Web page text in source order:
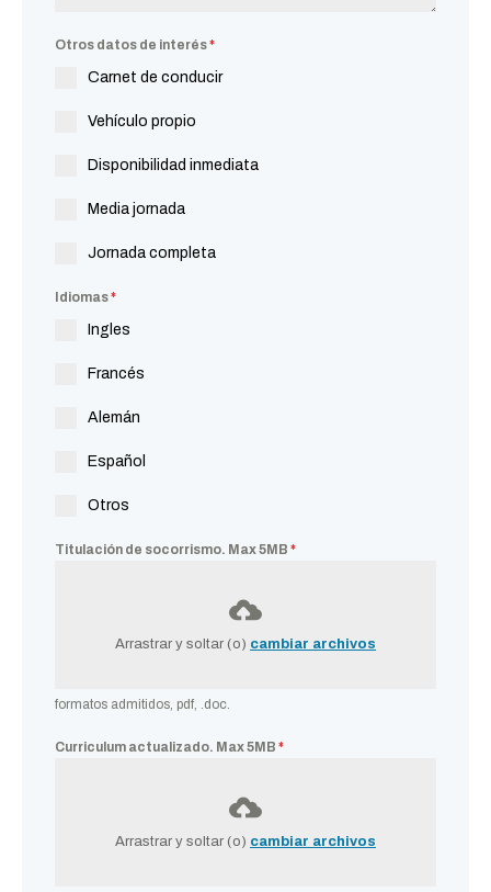
Otros datos de interés*
Carnet de conducir
Vehículo propio
Disponibilidad inmediata
Media jornada
Jornada completa
Idiomas*
Ingles
Francés
Alemán
Español
Otros
Titulación de socorrismo. Max 5MB *
Arrastrar y soltar (o) cambiar archivos
formatos admitidos, pdf, .doc.
Curriculum actualizado. Max 5MB *
Arrastrar y soltar (o) cambiar archivos